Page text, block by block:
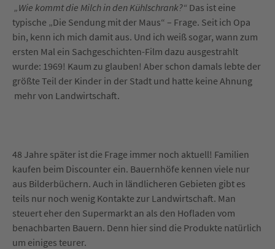
„Wie kommt die Milch in den Kühlschrank?“ Das ist eine
typische „Die Sendung mit der Maus“ – Frage. Seit ich Opa
bin, kenn ich mich damit aus. Und ich weiß sogar, wann zum
ersten Mal ein Sachgeschichten-Film dazu ausgestrahlt
wurde: 1969! Kaum zu glauben! Aber schon damals lebte der
größte Teil der Kinder in der Stadt und hatte keine Ahnung
mehr von Landwirtschaft.
48 Jahre später ist die Frage immer noch aktuell! Familien
kaufen beim Discounter ein. Bauernhöfe kennen viele nur
aus Bilderbüchern. Auch in ländlicheren Gebieten gibt es
teils nur noch wenig Kontakte zur Landwirtschaft. Man
steuert eher den Supermarkt an als den Hofladen vom
benachbarten Bauern. Denn hier sind die Produkte natürlich
um einiges teurer.